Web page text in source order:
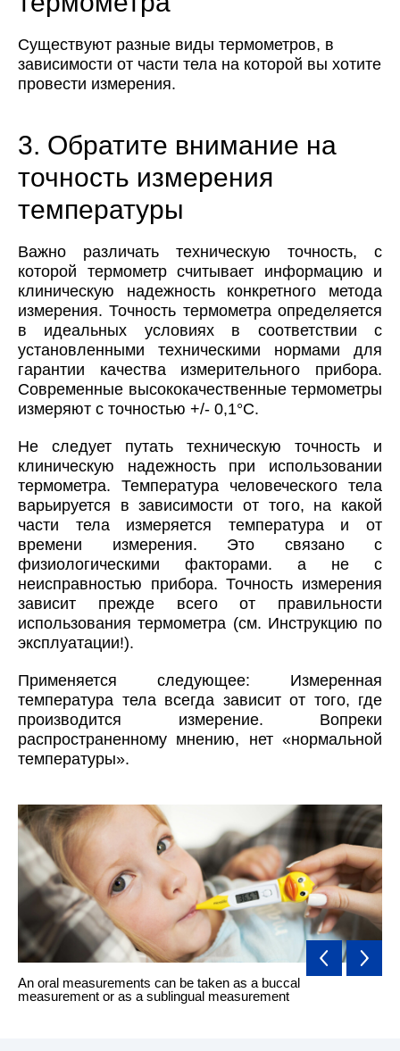
Существуют разные виды термометров, в
зависимости от части тела на которой вы хотите
провести измерения.
3. Обратите внимание на
точность измерения
температуры
Важно различать техническую точность, с
которой термометр считывает информацию и
клиническую надежность конкретного метода
измерения. Точность термометра определяется
в идеальных условиях в соответствии с
установленными техническими нормами для
гарантии качества измерительного прибора.
Современные высококачественные термометры
измеряют с точностью +/- 0,1°C.
Не следует путать техническую точность и
клиническую надежность при использовании
термометра. Температура человеческого тела
варьируется в зависимости от того, на какой
части тела измеряется температура и от
времени измерения. Это связано с
физиологическими факторами. а не с
неисправностью прибора. Точность измерения
зависит прежде всего от правильности
использования термометра (см. Инструкцию по
эксплуатации!).
Применяется следующее: Измеренная
температура тела всегда зависит от того, где
производится измерение. Вопреки
распространенному мнению, нет «нормальной
температуры».
An oral measurements can be taken as a buccal
measurement or as a sublingual measurement